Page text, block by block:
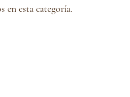
en esta categoría.